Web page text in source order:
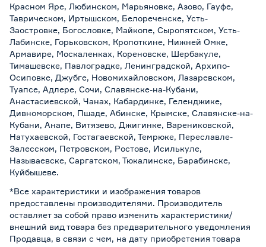
Красном Яре, Любинском, Марьяновке, Азово, Гауфе,
Таврическом, Иртышском, Белореченске, Усть-
Заостровке, Богословке, Майкопе, Сыропятском, Усть-
Лабинске, Горьковском, Кропоткине, Нижней Омке,
Армавире, Москаленках, Кореновске, Шербакуле,
Тимашевске, Павлоградке, Ленинградской, Архипо-
Осиповке, Джубге, Новомихайловском, Лазаревском,
Туапсе, Адлере, Сочи, Славянске-на-Кубани,
Анастасиевской, Чанах, Кабардинке, Геленджике,
Дивноморском, Пшаде, Абинске, Крымске, Славянске-на-
Кубани, Анапе, Витязево, Джигинке, Варениковской,
Натухаевской, Гостагаевской, Темрюке, Переславле-
Залесском, Петровском, Ростове, Исилькуле,
Называевске, Саргатском, Тюкалинске, Барабинске,
Куйбышеве.
*Все характеристики и изображения товаров
предоставлены производителями. Производитель
оставляет за собой право изменить характеристики/
внешний вид товара без предварительного уведомления
Продавца, в связи с чем, на дату приобретения товара